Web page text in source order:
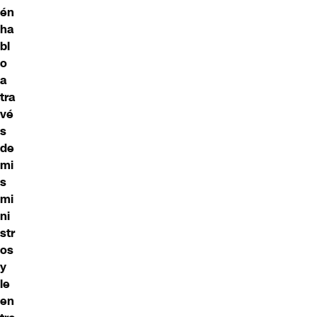
én
ha
bl
o
a
tra
vé
s
de
mi
s
mi
ni
str
os
y
le
en